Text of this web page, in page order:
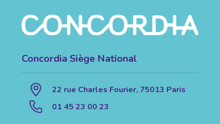
Concordia Siège National
22 rue Charles Fourier, 75013 Paris
01 45 23 00 23